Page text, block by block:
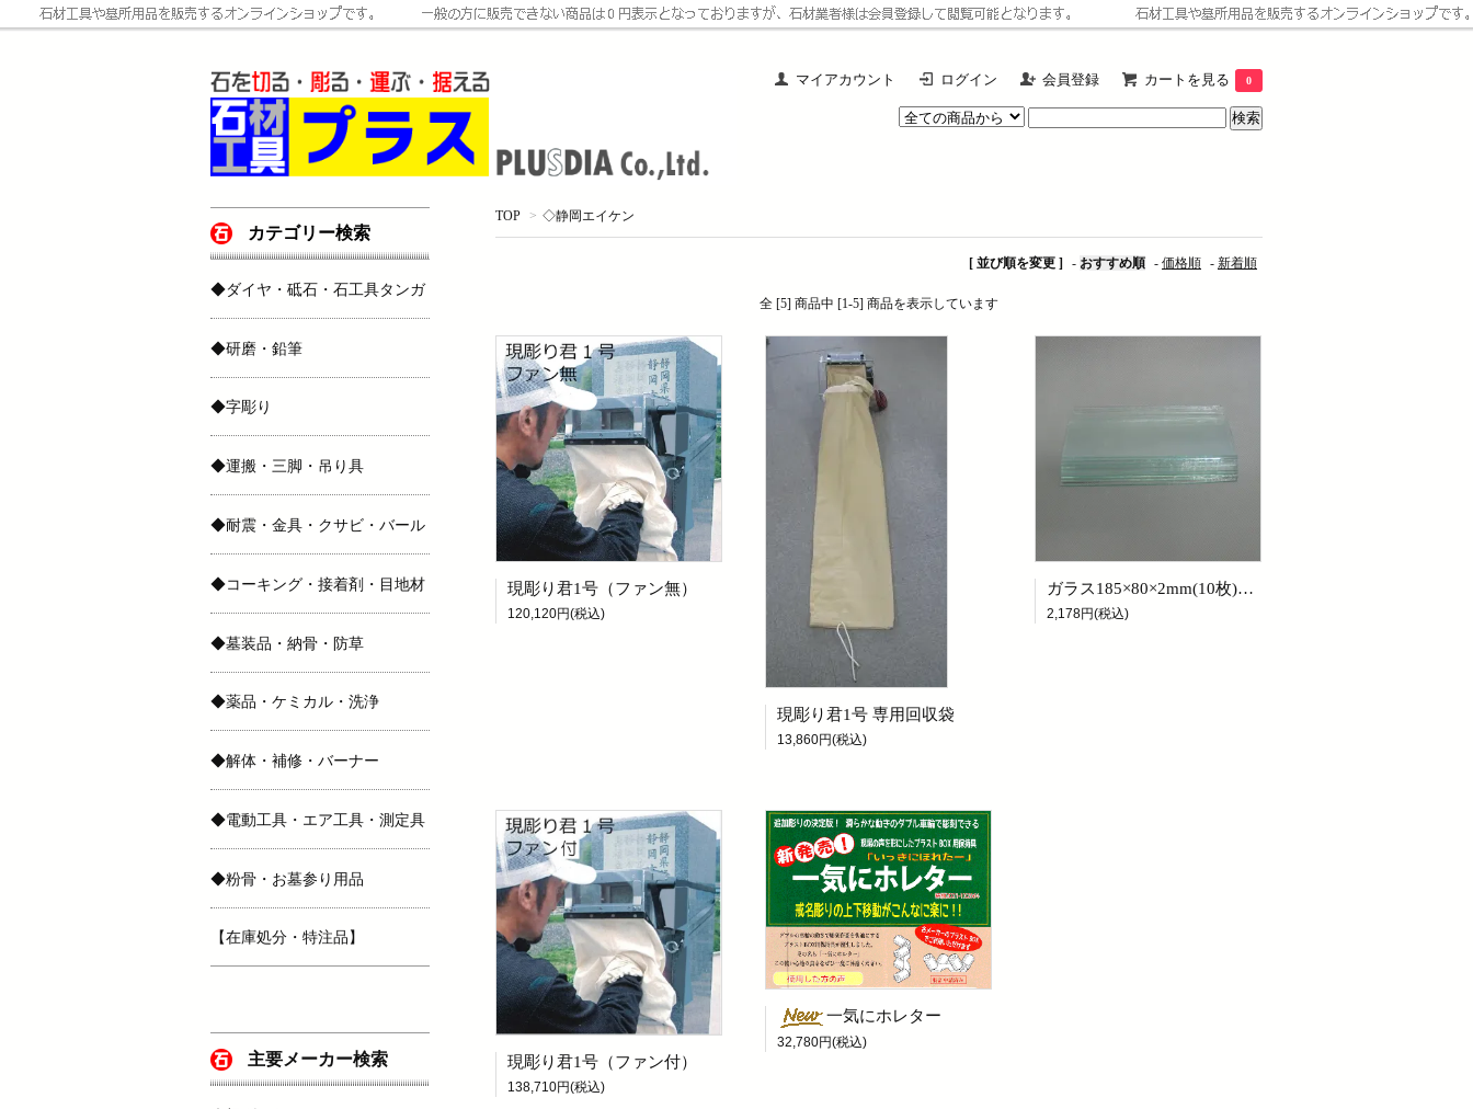
マイアカウント ログイン 会員登録 カートを見る 0
TOP > ◇静岡エイケン
[ 並び順を変更 ] - おすすめ順 - 価格順 - 新着順
全 [5] 商品中 [1-5] 商品を表示しています
現彫り君1号（ファン無）
120,120円(税込)
現彫り君1号 専用回収袋
13,860円(税込)
ガラス185×80×2mm(10枚)現彫り君1号用
2,178円(税込)
現彫り君1号（ファン付）
138,710円(税込)
一気にホレター
32,780円(税込)
カテゴリー検索
◆ダイヤ・砥石・石工具タンガ
◆研磨・鉛筆
◆字彫り
◆運搬・三脚・吊り具
◆耐震・金具・クサビ・バール
◆コーキング・接着剤・目地材
◆墓装品・納骨・防草
◆薬品・ケミカル・洗浄
◆解体・補修・バーナー
◆電動工具・エア工具・測定具
◆粉骨・お墓参り用品
【在庫処分・特注品】
主要メーカー検索